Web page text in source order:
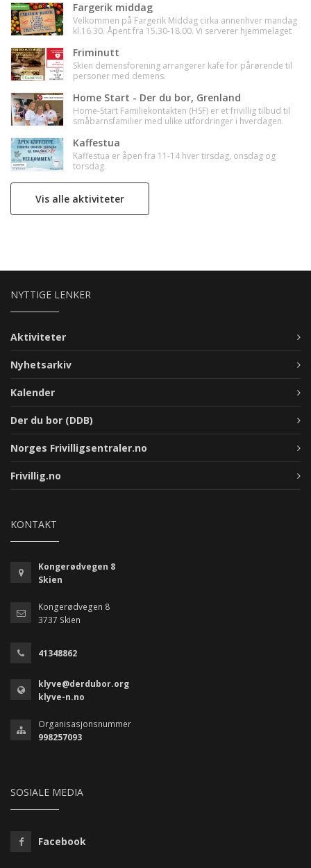
Fargerik middag
Velkommen på Fargerik Middag cirka annenhver mandag
kl.16.30. Åpent fra 15.30-18.00. Vi serverer hjemmelaget
Friminutt
Skien demensforening arrangerer kafe for pårørende til
personer med demens.
Home Start - Der du bor, Grenland
Home-Start Familiekontakten (HSF) er et frivillig tilbud til
småbarnsfamilier med ulike utfordringer i hverdagen.
(frivillige) besøker familier med minst ett barn under
skolealder, ukentlig 2-4 timer over en periode på 3-6
mnd.
Kaffestua
Kaffestua er åpen fra 11-14 hver tirsdag, onsdag og
torsdag.
Vis alle aktiviteter
NYTTIGE LENKER
Aktiviteter
Nyhetsarkiv
Kalender
Der du bor (DDB)
Norges Frivilligsentraler.no
Frivillig.no
KONTAKT
Kongerødvegen 8
Skien
Kongerødvegen 8
3737 Skien
41348862
klyve@derdubor.org
klyve-n.no
Organisasjonsnummer
998257093
SOSIALE MEDIA
Facebook